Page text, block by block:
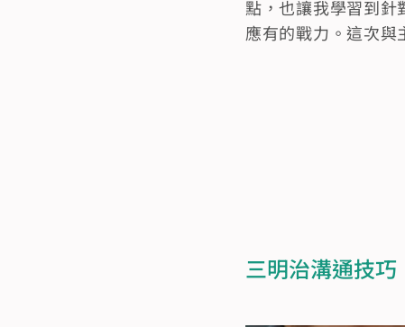
點，也讓我學習到
應有的戰力。這次與
三明治溝通技巧